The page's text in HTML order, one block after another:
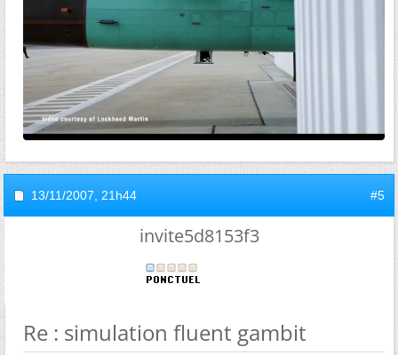
13/11/2007, 21h44 #5
invite5d8153f3
Re : simulation fluent gambit